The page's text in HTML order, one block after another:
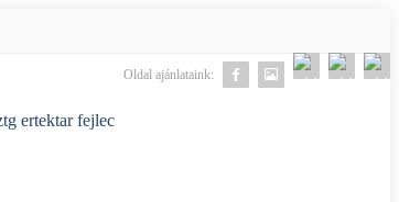
Oldal ajánlataink: